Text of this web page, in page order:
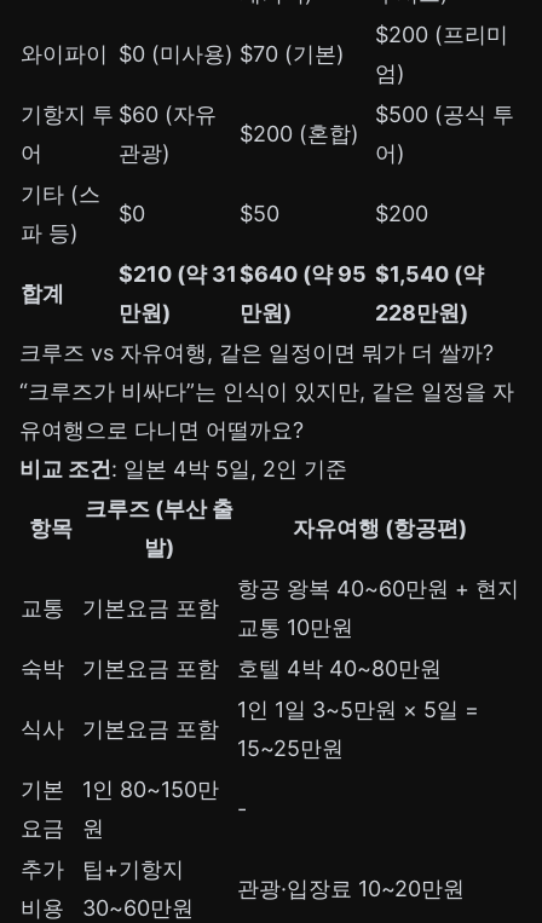
와이파이 $0 (미사용) $70 (기본)
$200 (프리미
엄)
기항지 투
어
$60 (자유
관광)
$200 (혼합)
$500 (공식 투
어)
기타 (스
파 등)
$0 $50 $200
합계
$210 (약 31
만원)
$640 (약 95
만원)
$1,540 (약
228만원)
크루즈 vs 자유여행, 같은 일정이면 뭐가 더 쌀까?
“크루즈가 비싸다”는 인식이 있지만, 같은 일정을 자
유여행으로 다니면 어떨까요?
비교 조건: 일본 4박 5일, 2인 기준
항목
크루즈 (부산 출
발)
자유여행 (항공편)
교통 기본요금 포함
항공 왕복 40~60만원 + 현지
교통 10만원
숙박
기본요금 포함 호텔 4박 40~80만원
식사 기본요금 포함
1인 1일 3~5만원 × 5일 =
15~25만원
기본
요금
1인 80~150만
원
-
추가
비용
팁+기항지
30~60만원
관광·입장료 10~20만원